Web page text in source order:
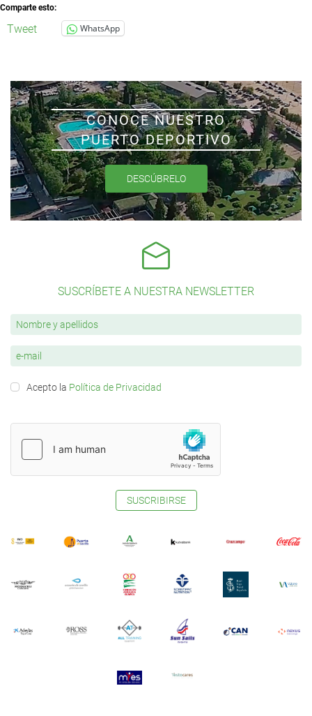
Comparte esto:
Tweet WhatsApp
CONOCE NUESTRO
PUERTO DEPORTIVO
DESCÚBRELO
SUSCRÍBETE A NUESTRA NEWSLETTER
Acepto la Política de Privacidad
SUSCRIBIRSE